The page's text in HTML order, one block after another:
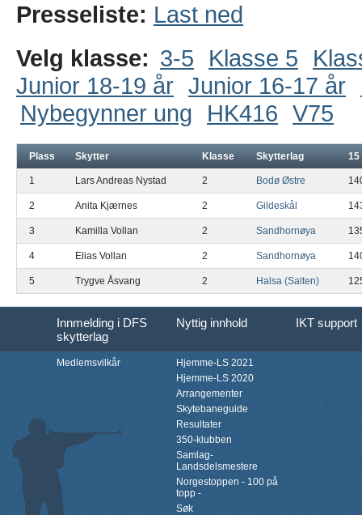
Presseliste: Last ned
Velg klasse: 3-5 Klasse 5
Junior 18-19 år Junior 16-17 år
Nybegynner ung
HK416 V75
Plass Skytter Klasse Skytterlag 15
1 Lars Andreas Nystad 2 Bodø Østre
2 Anita Kjærnes 2 Gildeskål
3 Kamilla Vollan 2 Sandhornøya
4 Elias Vollan 2 Sandhornøya
5 Trygve Åsvang 2 Halsa (Salten)
Innmelding i DFS
skytterlag
Nyttig innhold IKT support
Medlemsvilkår
Hjemme-LS 2021
Hjemme-LS 2020
Arrangementer
Skytebaneguide
Resultater
350-klubben
Samlag-
Landsdelsmestere
Norgestoppen - 100 på
topp -
Søk